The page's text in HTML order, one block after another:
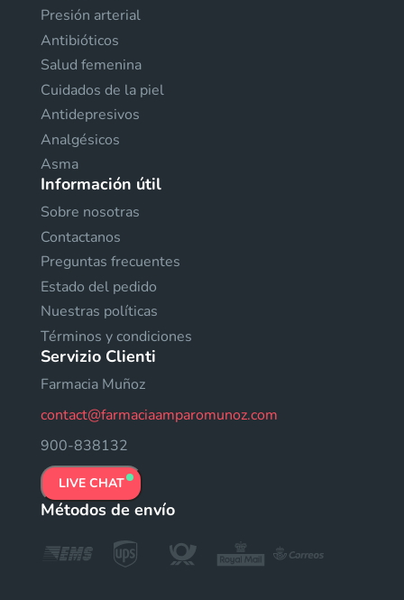
Presión arterial
Antibióticos
Salud femenina
Cuidados de la piel
Antidepresivos
Analgésicos
Asma
Información útil
Sobre nosotras
Contactanos
Preguntas frecuentes
Estado del pedido
Nuestras políticas
Términos y condiciones
Servizio Clienti
Farmacia Muñoz
contact@farmaciaamparomunoz.com
900-838132
LIVE CHAT
Métodos de envío